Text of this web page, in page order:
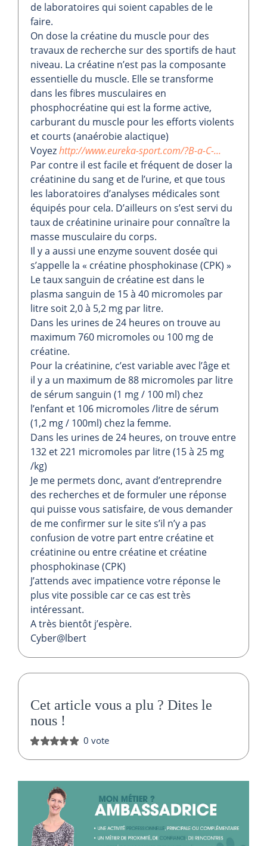
de laboratoires qui soient capables de le
faire.
On dose la créatine du muscle pour des
travaux de recherche sur des sportifs de haut
niveau. La créatine n’est pas la composante
essentielle du muscle. Elle se transforme
dans les fibres musculaires en
phosphocréatine qui est la forme active,
carburant du muscle pour les efforts violents
et courts (anaérobie alactique)
Voyezhttp://www.eureka-sport.com/?B-a-C-...
Par contre il est facile et fréquent de doser la
créatinine du sang et de l’urine, et que tous
les laboratoires d’analyses médicales sont
équipés pour cela. D’ailleurs on s’est servi du
taux de créatinine urinaire pour connaître la
masse musculaire du corps.
Il y a aussi une enzyme souvent dosée qui
s’appelle la « créatine phosphokinase (CPK) »
Le taux sanguin de créatine est dans le
plasma sanguin de 15 à 40 micromoles par
litre soit 2,0 à 5,2 mg par litre.
Dans les urines de 24 heures on trouve au
maximum 760 micromoles ou 100 mg de
créatine.
Pour la créatinine, c’est variable avec l’âge et
il y a un maximum de 88 micromoles par litre
de sérum sanguin (1 mg / 100 ml) chez
l’enfant et 106 micromoles /litre de sérum
(1,2 mg / 100ml) chez la femme.
Dans les urines de 24 heures, on trouve entre
132 et 221 micromoles par litre (15 à 25 mg
/kg)
Je me permets donc, avant d’entreprendre
des recherches et de formuler une réponse
qui puisse vous satisfaire, de vous demander
de me confirmer sur le site s’il n’y a pas
confusion de votre part entre créatine et
créatinine ou entre créatine et créatine
phosphokinase (CPK)
J’attends avec impatience votre réponse le
plus vite possible car ce cas est très
intéressant.
A très bientôt j’espère.
Cyber@lbert
Cet article vous a plu ? Dites le
nous !
0 vote